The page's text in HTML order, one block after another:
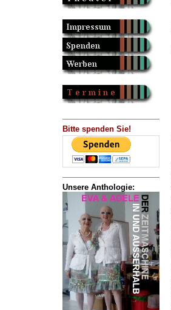
Bitte spenden Sie!
Unsere Anthologie: